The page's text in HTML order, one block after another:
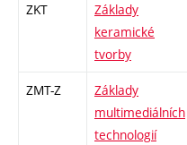
ZKT
Základy
keramické
tvorby
ZMT-Z
Základy
multimediálních
technologií